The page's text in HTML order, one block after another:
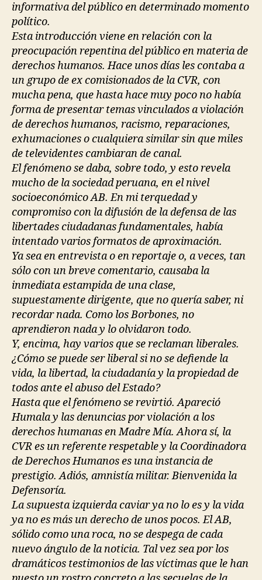
informativa del público en determinado momento
político.
Esta introducción viene en relación con la
preocupación repentina del público en materia de
derechos humanos. Hace unos días les contaba a
un grupo de ex comisionados de la CVR, con
mucha pena, que hasta hace muy poco no había
forma de presentar temas vinculados a violación
de derechos humanos, racismo, reparaciones,
exhumaciones o cualquiera similar sin que miles
de televidentes cambiaran de canal.
El fenómeno se daba, sobre todo, y esto revela
mucho de la sociedad peruana, en el nivel
socioeconómico AB. En mi terquedad y
compromiso con la difusión de la defensa de las
libertades ciudadanas fundamentales, había
intentado varios formatos de aproximación.
Ya sea en entrevista o en reportaje o, a veces, tan
sólo con un breve comentario, causaba la
inmediata estampida de una clase,
supuestamente dirigente, que no quería saber, ni
recordar nada. Como los Borbones, no
aprendieron nada y lo olvidaron todo.
Y, encima, hay varios que se reclaman liberales.
¿Cómo se puede ser liberal si no se defiende la
vida, la libertad, la ciudadanía y la propiedad de
todos ante el abuso del Estado?
Hasta que el fenómeno se revirtió. Apareció
Humala y las denuncias por violación a los
derechos humanas en Madre Mía. Ahora sí, la
CVR es un referente respetable y la Coordinadora
de Derechos Humanos es una instancia de
prestigio. Adiós, amnistía militar. Bienvenida la
Defensoría.
La supuesta izquierda caviar ya no lo es y la vida
ya no es más un derecho de unos pocos. El AB,
sólido como una roca, no se despega de cada
nuevo ángulo de la noticia. Tal vez sea por los
dramáticos testimonios de las víctimas que le han